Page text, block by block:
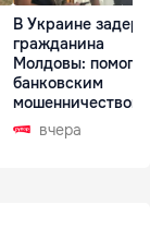
В Украине
гражданина
Молдовы:
банковским
мошенничеством
Чехиивчера